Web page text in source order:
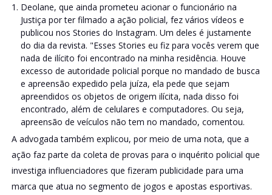
Deolane, que ainda prometeu acionar o funcionário na
Justiça por ter filmado a ação policial, fez vários vídeos e
publicou nos Stories do Instagram. Um deles é justamente
do dia da revista. "Esses Stories eu fiz para vocês verem que
nada de ilícito foi encontrado na minha residência. Houve
excesso de autoridade policial porque no mandado de busca
e apreensão expedido pela juíza, ela pede que sejam
apreendidos os objetos de origem ilícita, nada disso foi
encontrado, além de celulares e computadores. Ou seja,
apreensão de veículos não tem no mandado, comentou.
A advogada também explicou, por meio de uma nota, que a
ação faz parte da coleta de provas para o inquérito policial que
investiga influenciadores que fizeram publicidade para uma
marca que atua no segmento de jogos e apostas esportivas.